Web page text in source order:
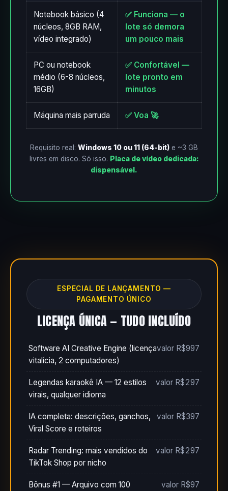
Notebook básico (4
núcleos, 8GB RAM,
vídeo integrado)
✅ Funciona — o
lote só demora
um pouco mais
PC ou notebook
médio (6-8 núcleos,
16GB)
✅ Confortável —
lote pronto em
minutos
Máquina mais parruda ✅ Voa 🚀
Requisito real: Windows 10 ou 11 (64-bit) e ~3 GB
livres em disco. Só isso. Placa de vídeo dedicada:
dispensável.
ESPECIAL DE LANÇAMENTO —
PAGAMENTO ÚNICO
LICENÇA ÚNICA — TUDO INCLUÍDO
Software AI Creative Engine (licença
vitalícia, 2 computadores)
valor R$997
Legendas karaokê IA — 12 estilos
virais, qualquer idioma
valor R$297
IA completa: descrições, ganchos,
Viral Score e roteiros
valor R$397
Radar Trending: mais vendidos do
TikTok Shop por nicho
valor R$297
Bônus #1 — Arquivo com 100 valor R$97